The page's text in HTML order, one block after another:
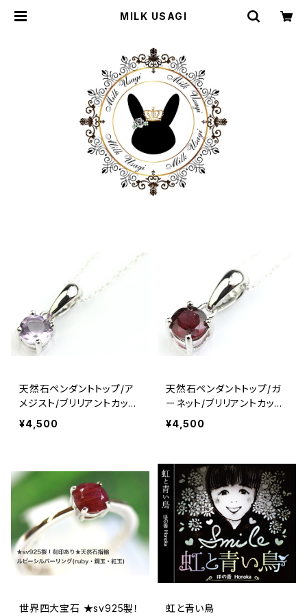
MILK USAGI
天然石ペンダントトップ/ア
メジスト/ブリリアントカット/
5mm/silver925製
¥4,500
天然石ペンダントトップ/ガ
ーネット/ブリリアントカット/
5mm/silver925製
¥4,500
世界四大宝石 ★sv925製！
虹と青い鳥